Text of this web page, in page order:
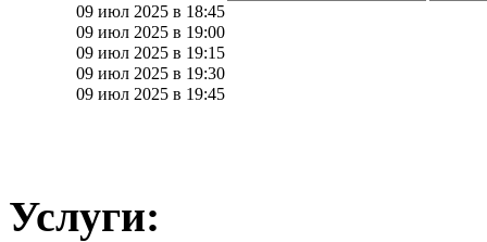
09 июл 2025 в 18:45
09 июл 2025 в 19:00
09 июл 2025 в 19:15
09 июл 2025 в 19:30
09 июл 2025 в 19:45
Услуги: